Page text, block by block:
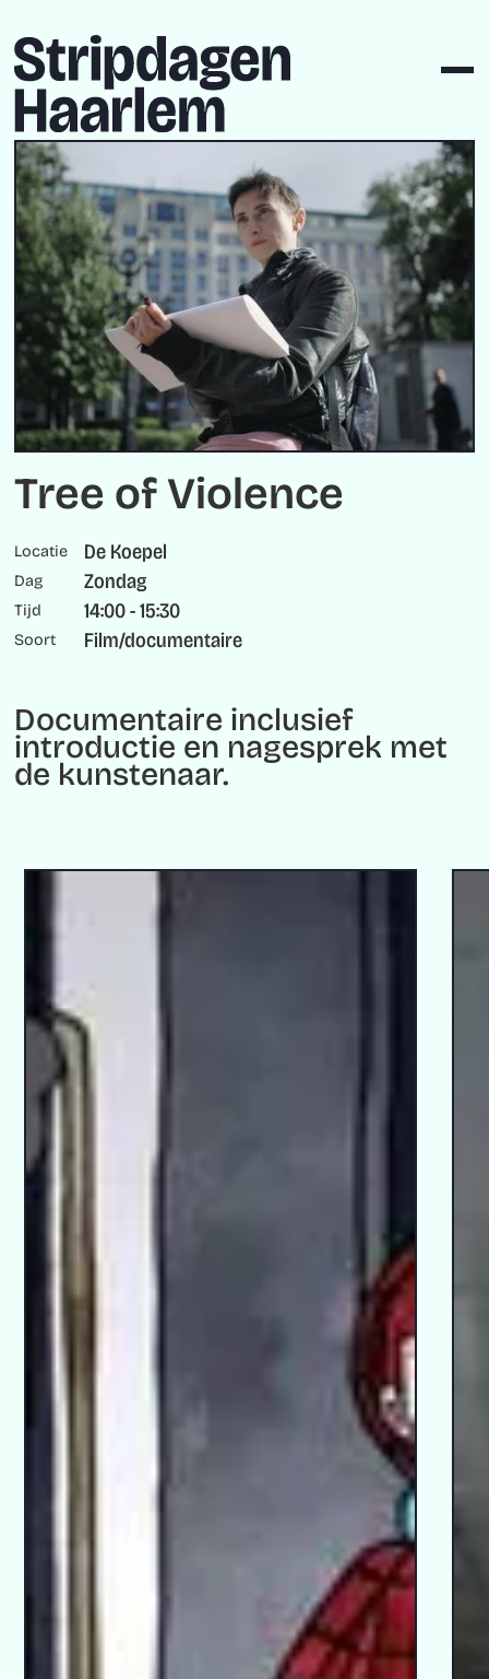
Tree of Violence
Locatie De Koepel
Dag Zondag
Tijd 14:00 - 15:30
Soort Film/documentaire
Documentaire inclusief
introductie en nagesprek met
de kunstenaar.